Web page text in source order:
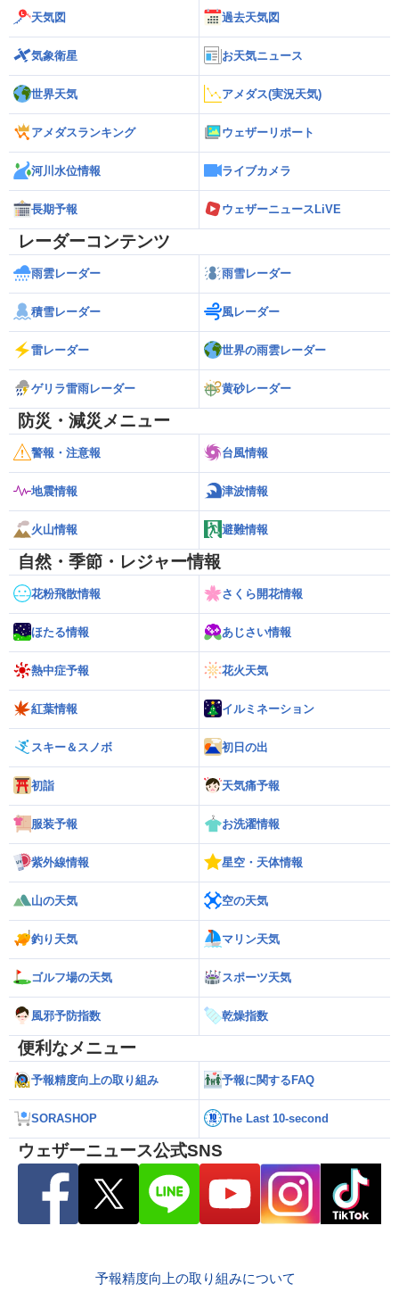
天気図 過去天気図
気象衛星 お天気ニュース
世界天気 アメダス(実況天気)
アメダスランキング ウェザーリポート
河川水位情報 ライブカメラ
長期予報 ウェザーニュースLiVE
レーダーコンテンツ
雨雲レーダー 雨雪レーダー
積雪レーダー 風レーダー
雷レーダー 世界の雨雲レーダー
ゲリラ雷雨レーダー 黄砂レーダー
防災・減災メニュー
警報・注意報 台風情報
地震情報 津波情報
火山情報 避難情報
自然・季節・レジャー情報
花粉飛散情報 さくら開花情報
ほたる情報 あじさい情報
熱中症予報 花火天気
紅葉情報 イルミネーション
スキー＆スノボ 初日の出
初詣 天気痛予報
服装予報 お洗濯情報
紫外線情報 星空・天体情報
山の天気 空の天気
釣り天気 マリン天気
ゴルフ場の天気 スポーツ天気
風邪予防指数 乾燥指数
便利なメニュー
予報精度向上の取り組み 予報に関するFAQ
SORASHOP The Last 10-second
ウェザーニュース公式SNS
予報精度向上の取り組みについて